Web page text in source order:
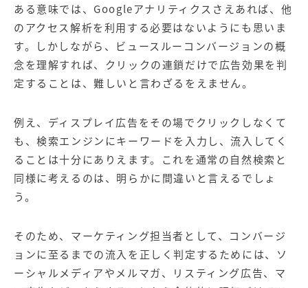
ある意味では、Googleアナリティクスさえあれば、他
のアクセス解析を利用する必要はないようにも思いま
す。しかしながら、ビュースルーコンバージョンの概
念を理解すれば、クリックの連鎖だけで広告効果を判
定することは、難しいと言わざるをえません。
例え、ディスプレイ広告をその場でクリックしなくて
も、検索エンジン にキーワードを入力し、流入してく
ることは十分にありえます。これを通常の自然検索と
同様に考えるのは、明らかに間違いと言えるでしょ
う。
そのため、マーケティング担当者として、コンバージ
ョンに至るまでの流入を正しく判定するためには、ソ
ーシャルメディアやメルマガ、リスティング広告、マ